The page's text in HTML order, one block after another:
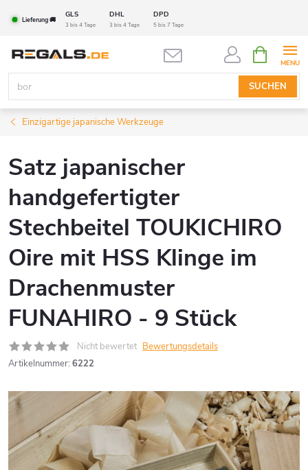
InhaltLieferung 🚚
GLS DHL DPD
3 bis 4 Tage 3 bis 4 Tage 5 bis 7 Tage
SUCHEN
Einzigartige japanische Werkzeuge
Satz japanischer
handgefertigter
Stechbeitel TOUKICHIRO
Oire mit HSS Klinge im
Drachenmuster
FUNAHIRO - 9 Stück
Nicht bewertet Bewertungsdetails
Artikelnummer: 6222